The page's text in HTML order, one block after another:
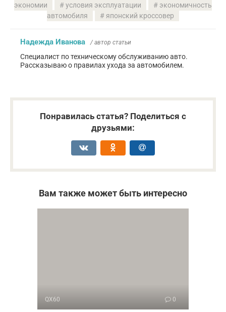
экономии условия эксплуатации
экономичность
автомобиля
японский кроссовер
Надежда Иванова / автор статьи
Специалист по техническому обслуживанию авто.
Рассказываю о правилах ухода за автомобилем.
Понравилась статья? Поделиться с
друзьями:
Вам также может быть интересно
QX60 0